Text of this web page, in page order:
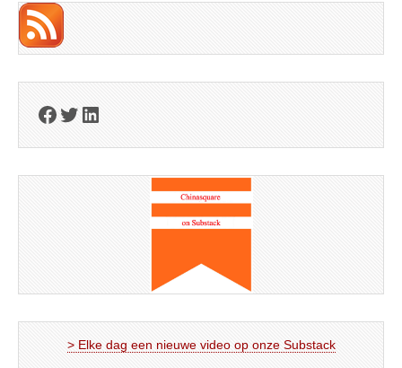
Facebook
Twitter
LinkedIn
> Elke dag een nieuwe video op onze Substack